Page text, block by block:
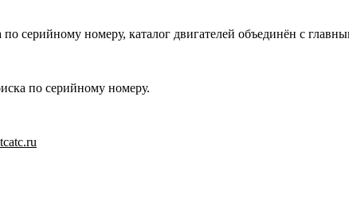
серийному номеру, каталог двигателей объединён с
по серийному номеру.